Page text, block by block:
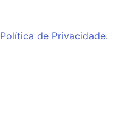
Política de Privacidade.